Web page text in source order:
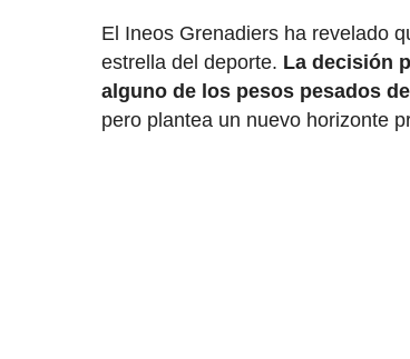
El Ineos Grenadiers ha revelado
estrella del deporte. La decisión
alguno de los pesos pesados
pero plantea un nuevo horizonte